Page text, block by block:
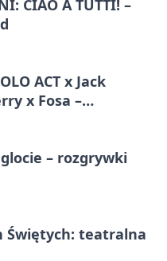
CIAO A TUTTI! –
ACT x Jack
x Fosa –
– rozgrywki
Świętych: teatralna